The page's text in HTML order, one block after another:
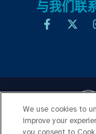
与我们联
We use cookies to
improve your